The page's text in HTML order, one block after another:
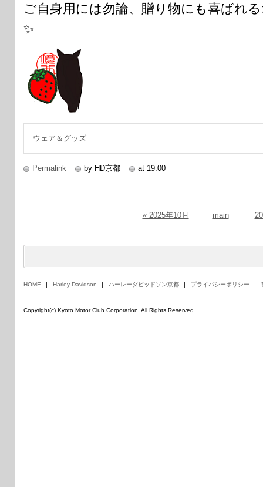
ご自身用には勿論、贈り物にも喜ばれ
✨
ウェア＆グッズ
Permalink by HD京都 at 19:00
« 2025年10月 main
HOME Harley-Davidson ハーレーダビッドソン京都 プライバシーポリシー
Copyright(c) Kyoto Motor Club Corporation. All Rights Reserved